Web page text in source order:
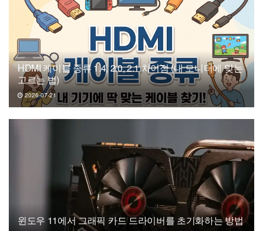
HDMI 케이블 종류 1.4, 2.0, 2.1 차이점 (내 모니터에 맞는
고르는 법)
2026-07-21
윈도우 11에서 그래픽 카드 드라이버를 초기화하는 방법